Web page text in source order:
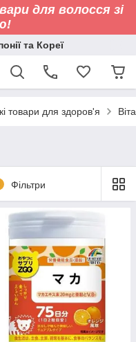
для волосся зі
та Кореї
товари для здоров'я
Фільтри